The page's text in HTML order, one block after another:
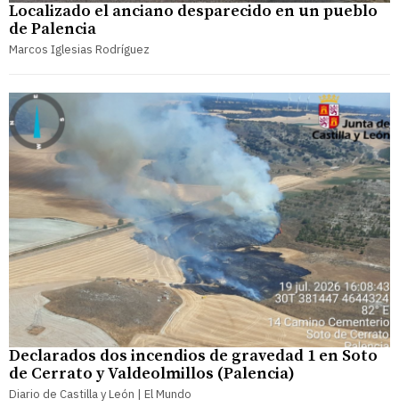
Localizado el anciano desparecido en un pueblo
de Palencia
Marcos Iglesias Rodríguez
Declarados dos incendios de gravedad 1 en Soto
de Cerrato y Valdeolmillos (Palencia)
Diario de Castilla y León | El Mundo